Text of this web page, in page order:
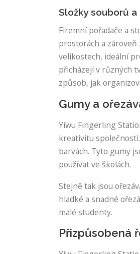
Složky souborů
Firemní pořadače a
prostorách a zároveň
velikostech, ideální
přicházejí v různých
způsob, jak
Gumy a
Yiwu Fingerling
kreativitu
barvách. Tyto gumy
používat ve školách.
Stejně tak jsou
hladké a snadné
malé studenty.
Přizpůsobená